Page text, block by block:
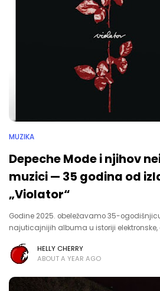
MUZIKA
Depeche Mode i njihov
muzici — 35 godina od
„Violator“
Godine 2025. obeležavamo 35-
najuticajnijih albuma u istoriji
HELLY CHERRY
ABOUT A YEAR AGO